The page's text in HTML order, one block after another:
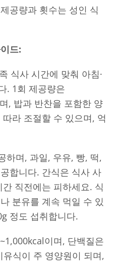
공량과 횟수는 성인 식
드:
식사 시간에 맞춰 아침·
. 1회 제공량은
, 밥과 반찬을 포함한 양
라 조절할 수 있으며, 억
하며, 과일, 우유, 빵, 떡,
합니다. 간식은 식사 사
직전에는 피하세요. 식
분유를 계속 먹일 수 있
정도 섭취합니다.
이며, 단백질은
식이 주 영양원이 되며,